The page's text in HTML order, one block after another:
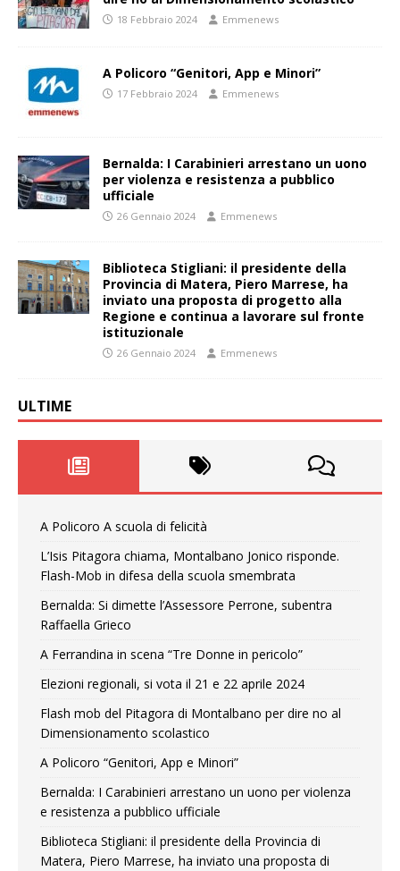
18 Febbraio 2024 Emmenews
A Policoro “Genitori, App e Minori”
17 Febbraio 2024 Emmenews
Bernalda: I Carabinieri arrestano un uono
per violenza e resistenza a pubblico
ufficiale
26 Gennaio 2024 Emmenews
Biblioteca Stigliani: il presidente della
Provincia di Matera, Piero Marrese, ha
inviato una proposta di progetto alla
Regione e continua a lavorare sul fronte
istituzionale
26 Gennaio 2024 Emmenews
ULTIME
A Policoro A scuola di felicità
L’Isis Pitagora chiama, Montalbano Jonico risponde.
Flash-Mob in difesa della scuola smembrata
Bernalda: Si dimette l’Assessore Perrone, subentra
Raffaella Grieco
A Ferrandina in scena “Tre Donne in pericolo”
Elezioni regionali, si vota il 21 e 22 aprile 2024
Flash mob del Pitagora di Montalbano per dire no al
Dimensionamento scolastico
A Policoro “Genitori, App e Minori”
Bernalda: I Carabinieri arrestano un uono per violenza
e resistenza a pubblico ufficiale
Biblioteca Stigliani: il presidente della Provincia di
Matera, Piero Marrese, ha inviato una proposta di